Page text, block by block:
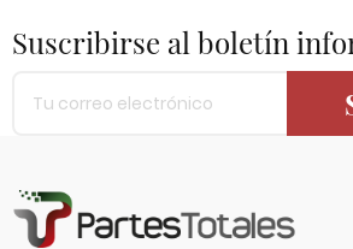
Suscribirse al boletín